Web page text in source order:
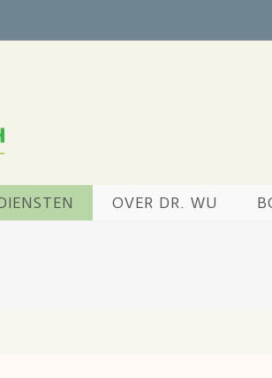
OVER DR. WU